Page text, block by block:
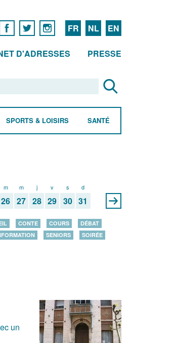
FR NL EN
D'ADRESSES PRESSE
SPORTS & LOISIRS SANTÉ
m
26
m
27
j
28
v
29
s
30
d
31
CONTE COURS
DÉBAT
SENIORS
SOIRÉE
un